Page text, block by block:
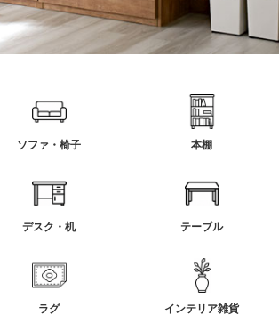
ソファ・椅子 本棚
デスク・机 テーブル
ラグ インテリア雑貨